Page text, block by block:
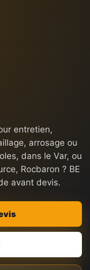
entretien,
arrosage ou
dans le Var, ou
Rocbaron ? BE
avant devis.